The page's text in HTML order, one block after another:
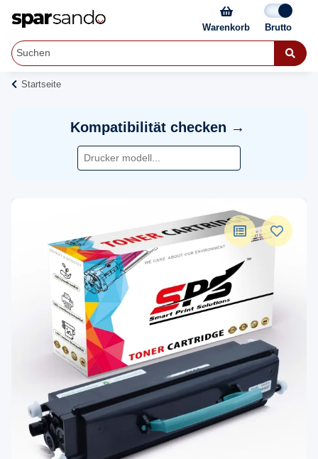
Warenkorb
Startseite
Kompatibilität checken →